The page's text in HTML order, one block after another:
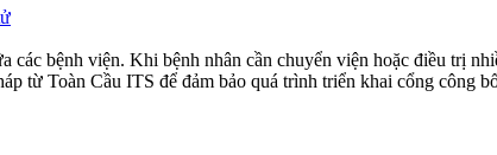
bệnh viện. Khi bệnh nhân cần chuyển viện hoặc điều trị
từ Toàn Cầu ITS để đảm bảo quá trình triển khai cổng công